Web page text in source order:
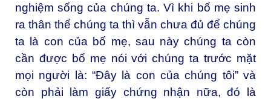
nghiệm sống của chúng ta. Vì khi bố mẹ sinh
ra thân thể chúng ta thì vẫn chưa đủ để chúng
ta là con của bố mẹ, sau này chúng ta còn
cần được bố mẹ nói với chúng ta trước mặt
mọi người là: “Đây là con của chúng tôi” và
còn phải làm giấy chứng nhận nữa, đó là